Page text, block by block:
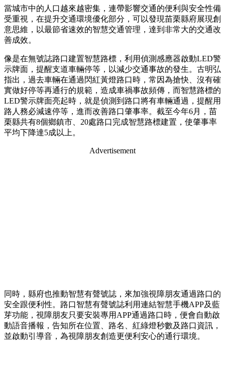
當城市中的人口越來越密集，連帶影響交通的便利與安全性備
受重視，在提升交通環境優化部分，可以發現苗栗縣府展現創
意思維，以最節省速效的智慧交通管理，達到非常大的交通改
善成效。
像是在無號誌路口建置智慧路標，利用偵測感應器啟動LED警
示牌面，提醒支道車輛停等，以減少交通事故的發生。古明弘
指出，過去車輛在通過閃紅黃燈路口時，常因為搶快、沒有確
實做好停等再通行的規範，造成車禍事故頻傳，而智慧路標的
LED警示牌面亮起時，就是偵測到路口將有車輛通過，提醒用
路人務必減速停等，進而改善路口肇事率。截至今年6月，苗
栗縣共有8個鄉鎮市、20處路口完成智慧路標建置，使肇事率
平均下降達5成以上。
Advertisement
同時，縣府也推動智慧有聲號誌，來加強視障朋友通過路口的
安全跟便利性。路口智慧有聲號誌利用連結智慧手機APP及藍
芽功能，視障朋友只要安裝專用APP通過路口時，便會自動啟
動語音播報，告知所在位置、路名、紅綠燈秒數及路口資訊，
並啟動引導音，為視障朋友創造更便利安心的通行環境。